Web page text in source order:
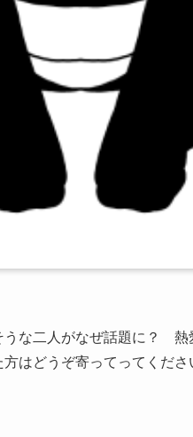
うな二人がなぜ話題に？
はどうぞ寄ってってくださ